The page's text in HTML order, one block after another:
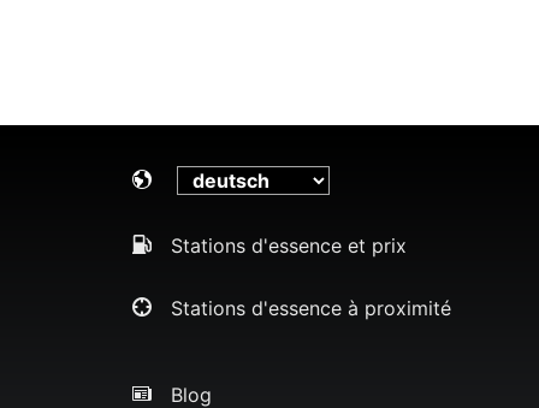
Stations d'essence et prix
Stations d'essence à proximité
Blog